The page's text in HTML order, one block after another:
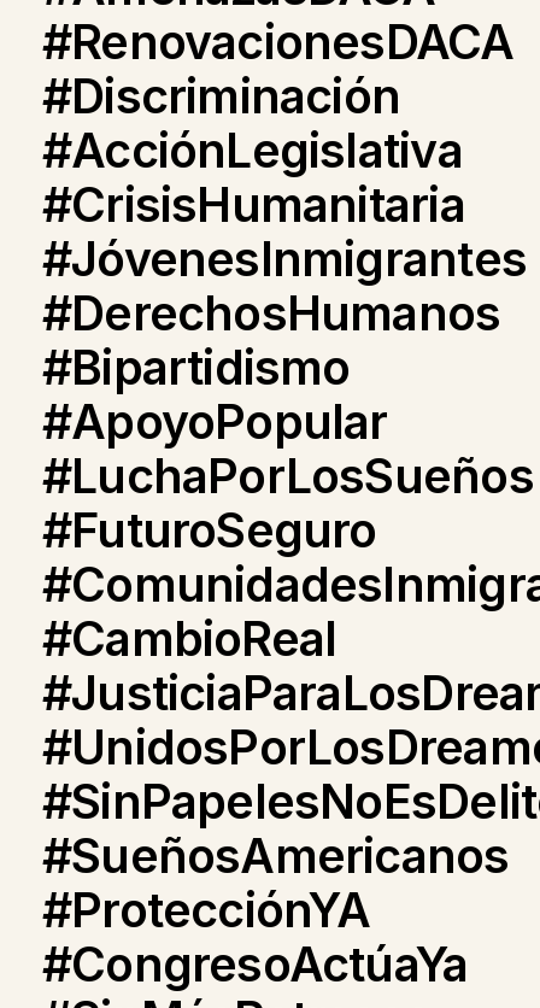
#RenovacionesDACA
#Discriminación
#AcciónLegislativa
#CrisisHumanitaria
#JóvenesInmigrantes
#DerechosHumanos
#Bipartidismo
#ApoyoPopular
#LuchaPorLosSueños
#FuturoSeguro
#CambioReal
#SueñosAmericanos
#ProtecciónYA
#CongresoActúaYa